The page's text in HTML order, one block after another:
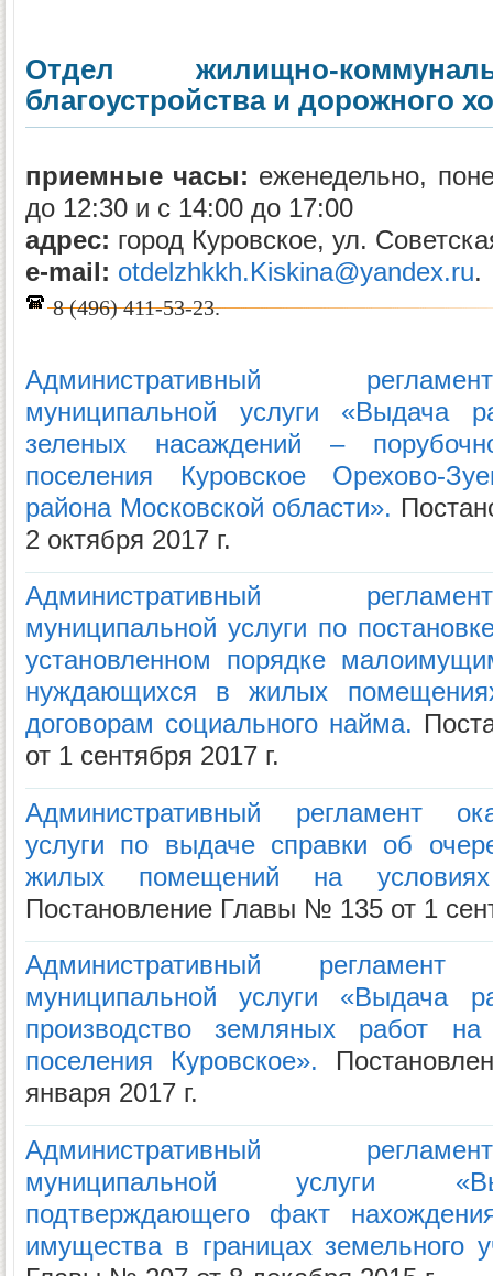
Отдел жилищно-
благоустройства и дорожного
приемные часы: еженедельно,
до 12:30 и с 14:00 до 17:00
адрес: город Куровское, ул.
e-mail: otdelzhkkh.Kiskina@yandex.ru.
8 (496) 411-53-23.
Административный
муниципальной услуги «Выдача
зеленых насаждений –
поселения Куровское Орехово-
района Московской области».
2 октября 2017 г.
Административный
муниципальной услуги по
установленном порядке
нуждающихся в жилых
договорам социального найма.
от 1 сентября 2017 г.
Административный регламент
услуги по выдаче справки об
жилых помещений на
Постановление Главы № 135 от 1
Административный
муниципальной услуги «Выдача
производство земляных работ на
поселения Куровское».
января 2017 г.
Административный
муниципальной услуги
подтверждающего факт
имущества в границах земельного